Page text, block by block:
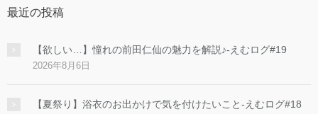
最近の投稿
【欲しい…】憧れの前田仁仙の魅力を解説♪-えむログ#19
2026年8月6日
【夏祭り】浴衣のお出かけで気を付けたいこと-えむログ#18